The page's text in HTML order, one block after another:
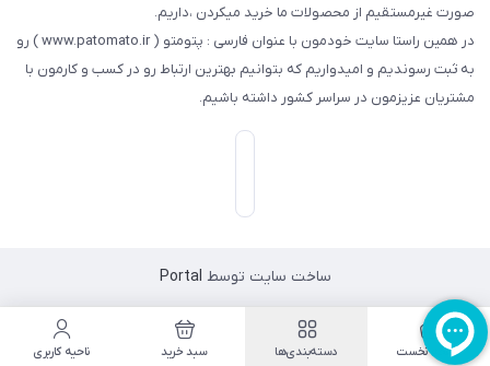
صورت غیرمستقیم از محصولات ما خرید میکردن ،داریم.
در همین راستا سایت خودمون با عنوان فارسی : پتومتو ( www.patomato.ir ) رو
به ثبت رسوندیم و امیدواریم که بتوانیم بهترین ارتباط رو در کسب و کارمون با
مشتریان عزیزمون در سراسر کشور داشته باشیم.
ساخت سایت توسط Portal
صفحه نخست دسته‌بندی‌ها سبد خرید ناحیه کاربری